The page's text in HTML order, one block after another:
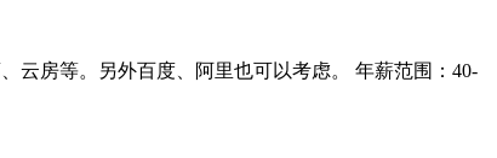
云房等。另外百度、阿里也可以考虑。 年薪范围：40-